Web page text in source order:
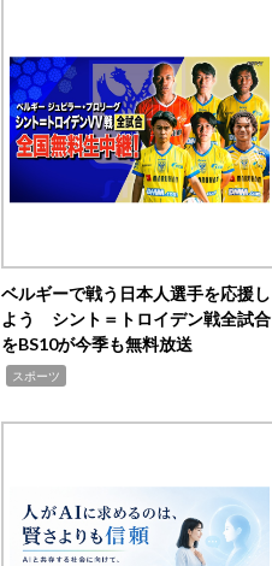
ベルギーで戦う日本人選手を応援し
よう シント＝トロイデン戦全試合
をBS10が今季も無料放送
スポーツ